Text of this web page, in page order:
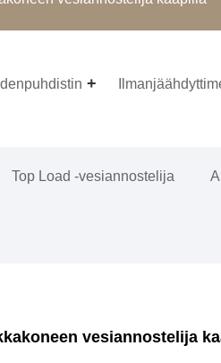
Top Load -vesiannostelija
vesiannostelija